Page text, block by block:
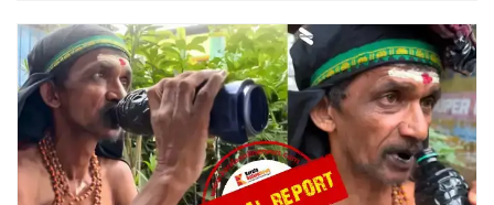
'ജീവിക്കുന്ന ദേവത പാരമ്പര്യം'